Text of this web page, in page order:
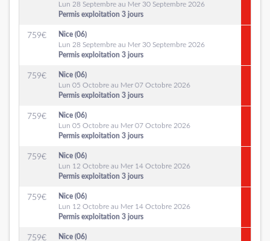
Lun 28 Septembre au Mer 30 Septembre 2026
Permis exploitation 3 jours
759€
Nice (06)
Lun 28 Septembre au Mer 30 Septembre 2026
Permis exploitation 3 jours
759€
Nice (06)
Lun 05 Octobre au Mer 07 Octobre 2026
Permis exploitation 3 jours
759€
Nice (06)
Lun 05 Octobre au Mer 07 Octobre 2026
Permis exploitation 3 jours
759€
Nice (06)
Lun 12 Octobre au Mer 14 Octobre 2026
Permis exploitation 3 jours
759€
Nice (06)
Lun 12 Octobre au Mer 14 Octobre 2026
Permis exploitation 3 jours
759€
Nice (06)